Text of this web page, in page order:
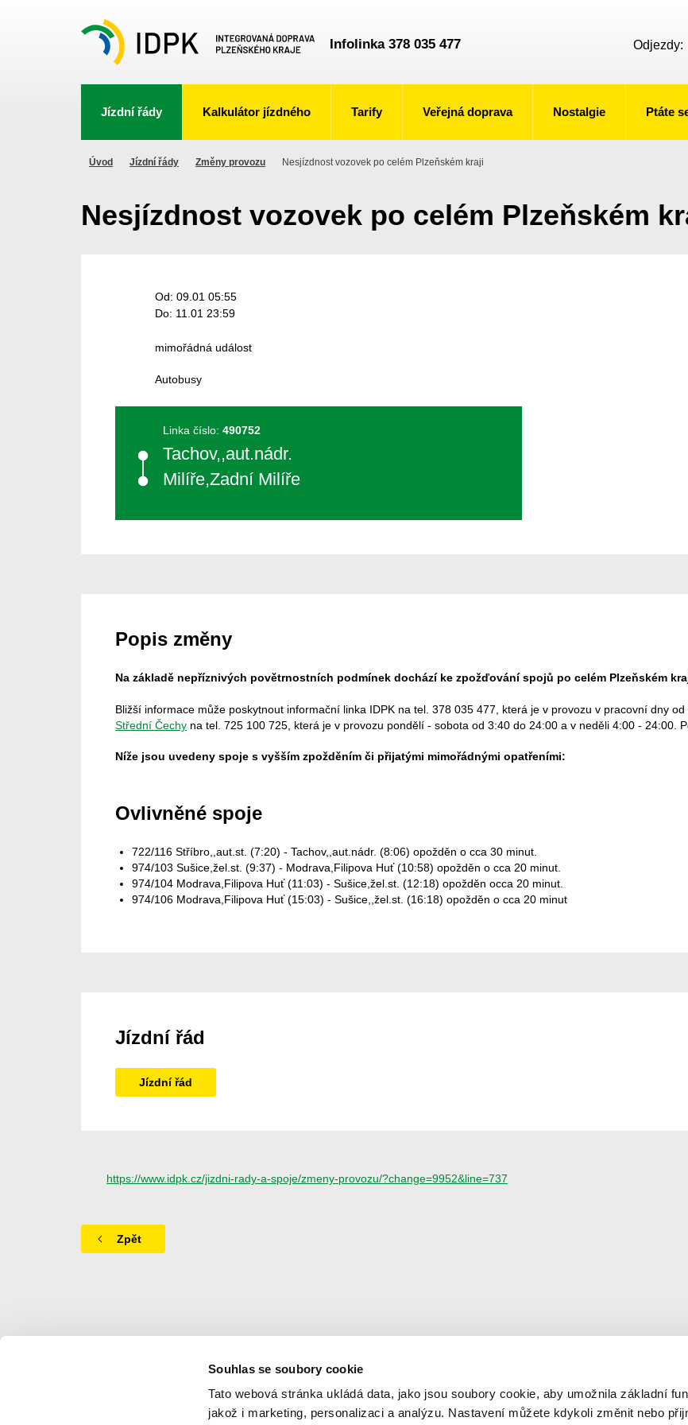
Souhlas se soubory cookie
Tato webová stránka ukládá data, jako jsou soubory cookie, aby umožnila základní
jakož i marketing, personalizaci a analýzu. Nastavení můžete kdykoli změnit nebo
Infolinka 378 035 477 Odjezdy:
Jízdní řády Kalkulátor jízdného Tarify Veřejná doprava Nostalgie Ptáte
Úvod Jízdní řády Změny provozu Nesjízdnost vozovek po celém Plzeňském kraji
Nesjízdnost vozovek po celém Plzeňském
Od: 09.01 05:55
Do: 11.01 23:59
mimořádná událost
Autobusy
Linka číslo: 490752
Tachov,,aut.nádr.
Milíře,Zadní Milíře
Popis změny
Na základě nepříznivých povětrnostních podmínek dochází ke zpožďování spojů po celém Plzeňském
Bližší informace může poskytnout informační linka IDPK na tel. 378 035 477, která je v provozu v pracovní dny
Střední Čechy na tel. 725 100 725, která je v provozu pondělí - sobota od 3:40 do 24:00 a v neděli 4:00 - 24:00.
Níže jsou uvedeny spoje s vyšším zpožděním či přijatými mimořádnými opatřeními:
Ovlivněné spoje
722/116 Stříbro,,aut.st. (7:20) - Tachov,,aut.nádr. (8:06) opožděn o cca 30 minut.
974/103 Sušice,žel.st. (9:37) - Modrava,Filipova Huť (10:58) opožděn o cca 20 minut.
974/104 Modrava,Filipova Huť (11:03) - Sušice,žel.st. (12:18) opožděn occa 20 minut.
974/106 Modrava,Filipova Huť (15:03) - Sušice,,žel.st. (16:18) opožděn o cca 20 minut
Jízdní řád
Jízdní řád
https://www.idpk.cz/jizdni-rady-a-spoje/zmeny-provozu/?change=9952&line=737
Zpět
Ke stažení
Newsletter
Aktuální informace na váš e-mail